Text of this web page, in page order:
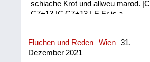
schiache Krot und allweu marod. |C
C7+13 |C C7+13 | E Er is a
Warmduscher mit an Megahuscher
|D |D | P Sie ist a Giftspritzn, hat
Fluchen und Reden Wien
31.
Dezember 2021